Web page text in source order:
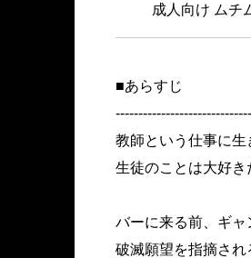
成人向け ムチ
■あらすじ
教師という仕事に
生徒のことは大好
バーに来る前、ギ
破滅願望を指摘さ